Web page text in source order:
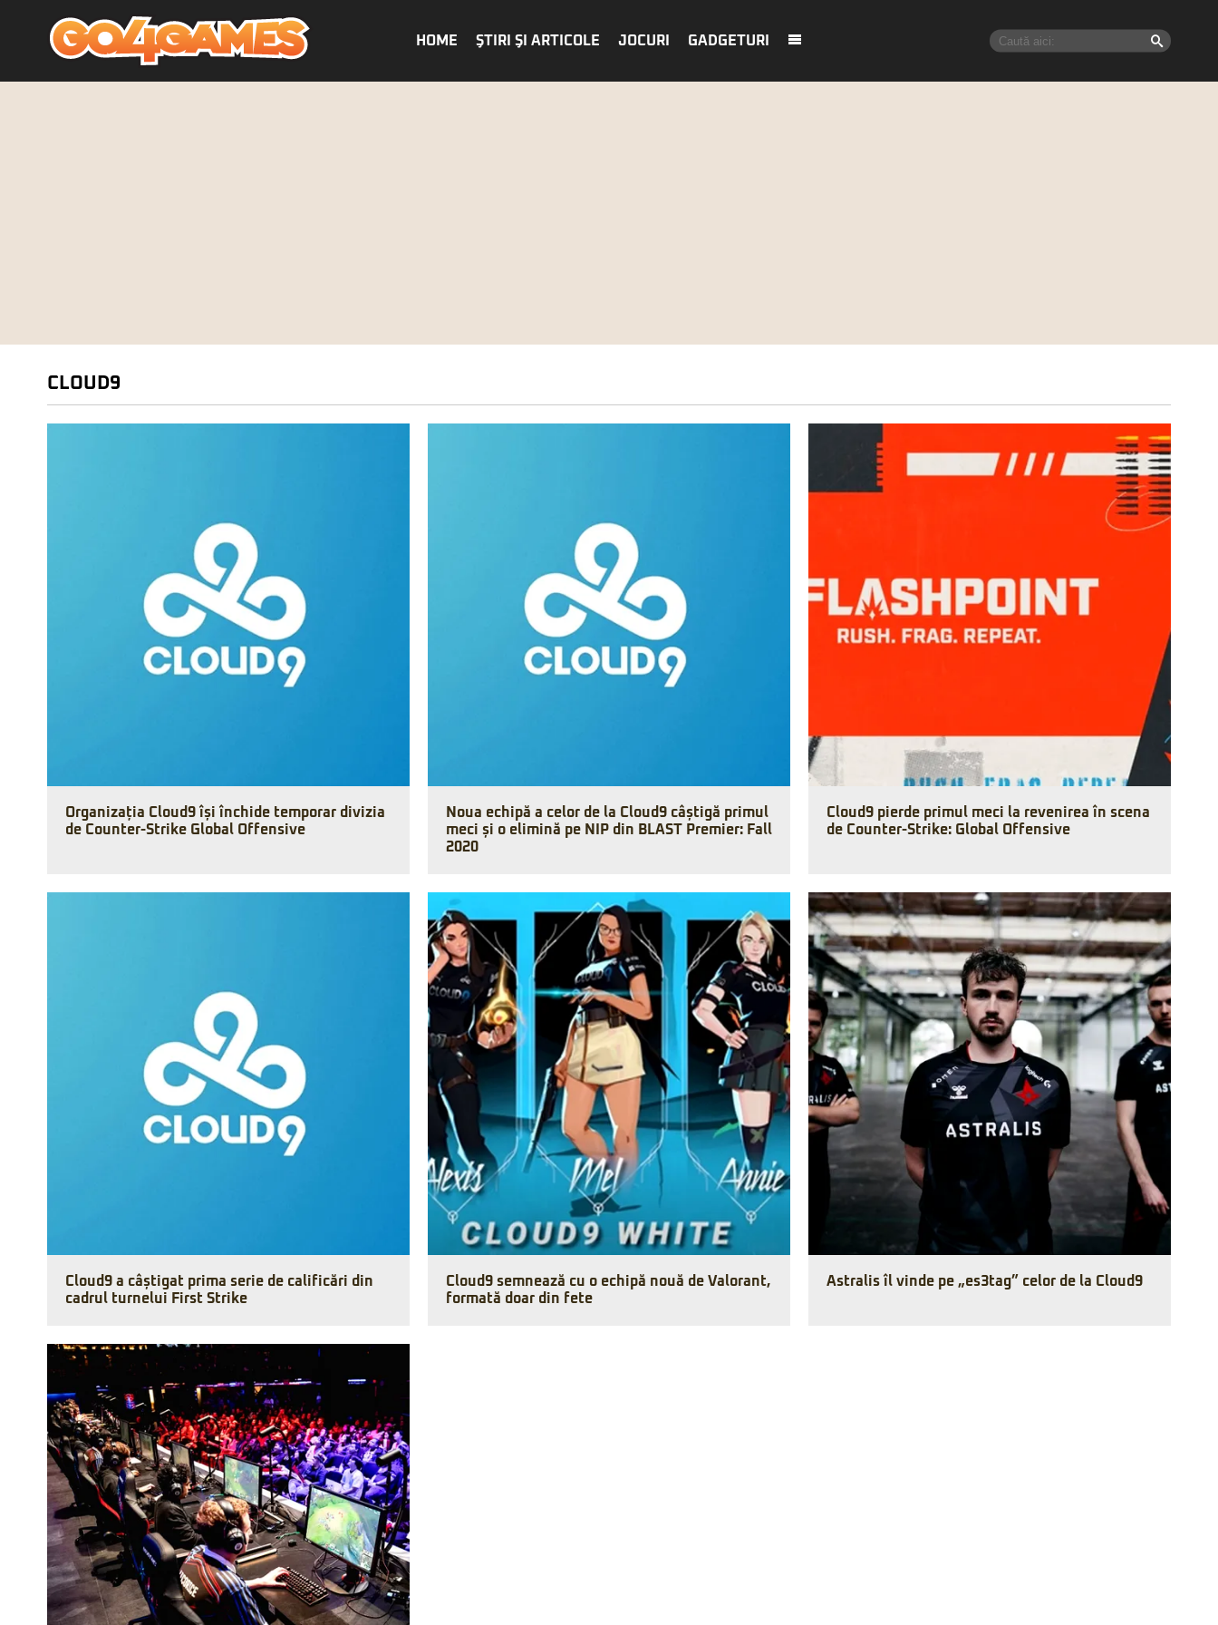
HOME ŞTIRI ŞI ARTICOLE JOCURI GADGETURI
CLOUD9
Organizația Cloud9 își închide temporar divizia
de Counter-Strike Global Offensive
Noua echipă a celor de la Cloud9 câștigă primul
meci și o elimină pe NIP din BLAST Premier: Fall
2020
Cloud9 pierde primul meci la revenirea în scena
de Counter-Strike: Global Offensive
Cloud9 a câștigat prima serie de calificări din
cadrul turnelui First Strike
Cloud9 semnează cu o echipă nouă de Valorant,
formată doar din fete
Astralis îl vinde pe „es3tag” celor de la Cloud9